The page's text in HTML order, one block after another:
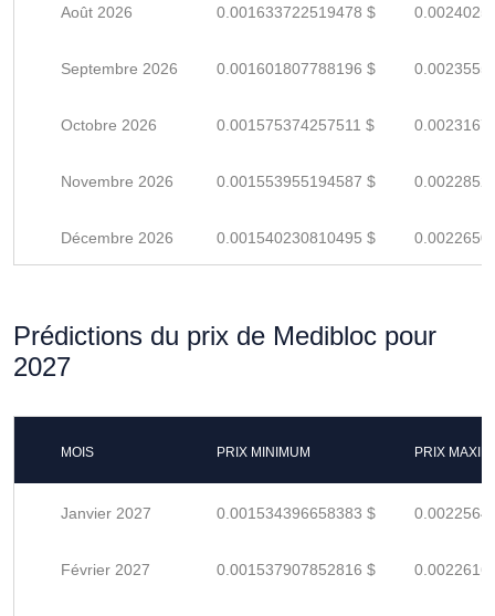
Août 2026 0.001633722519478 $
Septembre 2026 0.001601807788196 $
Octobre 2026 0.001575374257511 $
Novembre 2026 0.001553955194587 $
Décembre 2026 0.001540230810495 $
Prédictions du prix de Medibloc pour
2027
MOIS PRIX MINIMUM PRIX
Janvier 2027 0.001534396658383 $
Février 2027 0.001537907852816 $